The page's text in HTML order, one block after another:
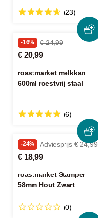
(23)
-16% € 24,99
€ 20,99
roastmarket melkkan
600ml roestvrij staal
(6)
-24% Adviesprijs € 24,99
€ 18,99
roastmarket Stamper
58mm Hout Zwart
(0)